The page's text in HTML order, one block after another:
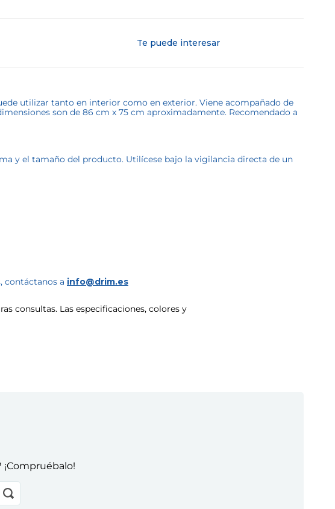
Te puede interesar
utilizar tanto en interior como en exterior. Viene acompañado de
son de 86 cm x 75 cm aproximadamente. Recomendado a
y el tamaño del producto. Utilícese bajo la vigilancia directa de un
contáctanos a info@drim.es
consultas. Las especificaciones, colores y